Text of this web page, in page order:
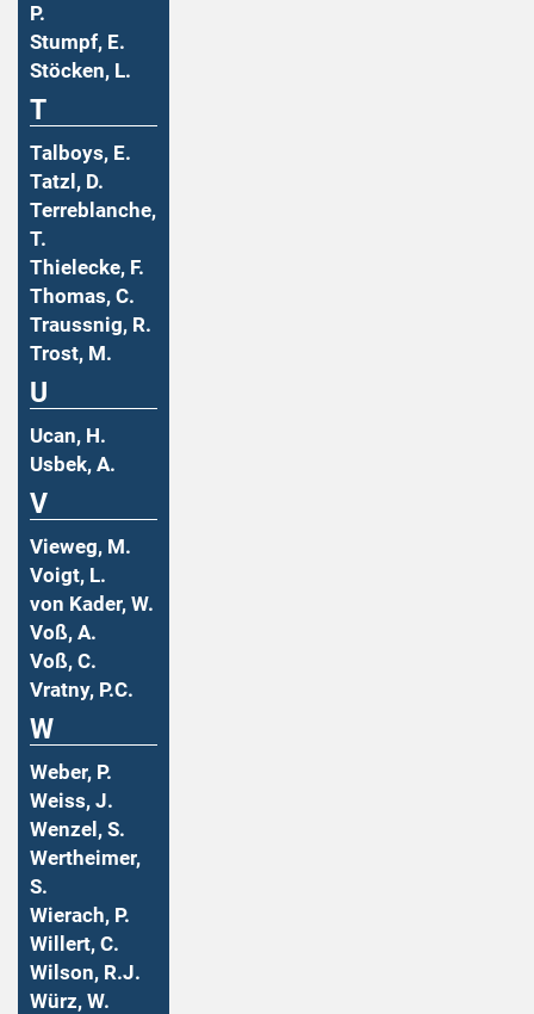
P.
Stumpf, E.
Stöcken, L.
T
Talboys, E.
Tatzl, D.
Terreblanche,
T.
Thielecke, F.
Thomas, C.
Traussnig, R.
Trost, M.
U
Ucan, H.
Usbek, A.
V
Vieweg, M.
Voigt, L.
von Kader, W.
Voß, A.
Voß, C.
Vratny, P.C.
W
Weber, P.
Weiss, J.
Wenzel, S.
Wertheimer,
S.
Wierach, P.
Willert, C.
Wilson, R.J.
Würz, W.